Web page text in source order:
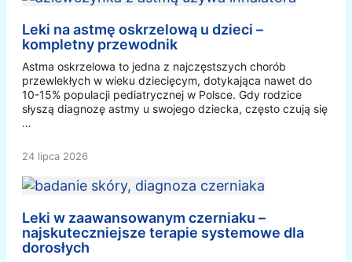
Leki na astmę oskrzelową u dzieci –
kompletny przewodnik
Astma oskrzelowa to jedna z najczęstszych chorób
przewlekłych w wieku dziecięcym, dotykająca nawet do
10-15% populacji pediatrycznej w Polsce. Gdy rodzice
słyszą diagnozę astmy u swojego dziecka, często czują się
…
24 lipca 2026
Leki w zaawansowanym czerniaku –
najskuteczniejsze terapie systemowe dla
dorosłych